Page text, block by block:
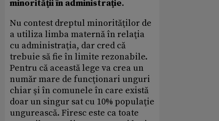
minorităţii în administraţie.
Nu contest dreptul minorităţilor de
a utiliza limba maternă în relaţia
cu administraţia, dar cred că
trebuie să fie în limite rezonabile.
Pentru că această lege va crea un
număr mare de funcţionari unguri
chiar şi în comunele în care există
doar un singur sat cu 10% populaţie
ungurească. Firesc este ca toate